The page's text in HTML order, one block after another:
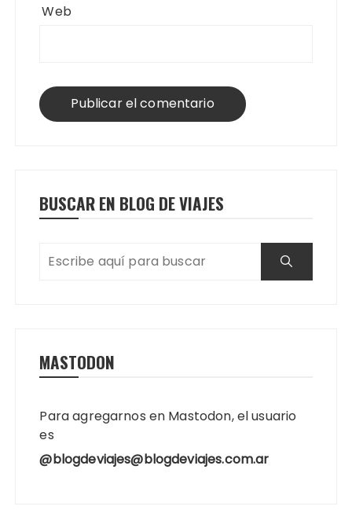
Web
BUSCAR EN BLOG DE VIAJES
MASTODON
Para agregarnos en Mastodon, el usuario
es
@blogdeviajes@blogdeviajes.com.ar